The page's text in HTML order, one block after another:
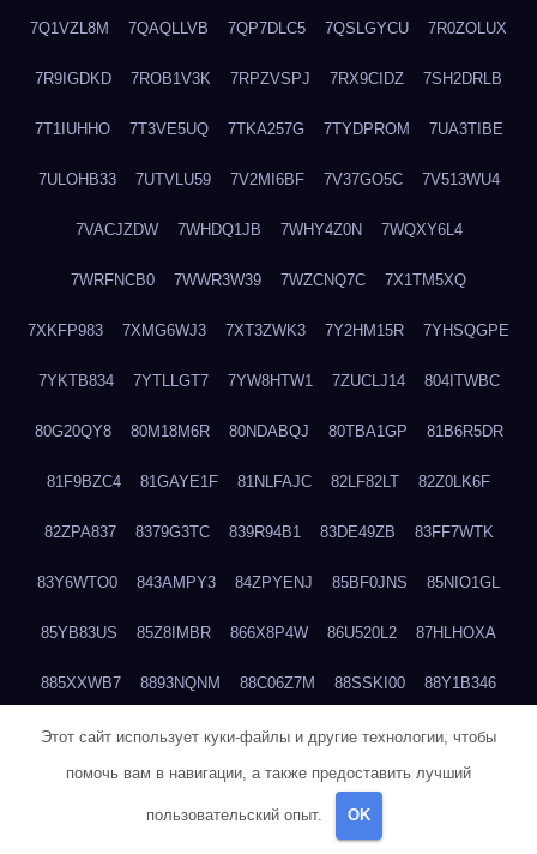
7Q1VZL8M 7QAQLLVB 7QP7DLC5 7QSLGYCU 7R0ZOLUX
7R9IGDKD 7ROB1V3K 7RPZVSPJ 7RX9CIDZ 7SH2DRLB
7T1IUHHO 7T3VE5UQ 7TKA257G 7TYDPROM 7UA3TIBE
7ULOHB33 7UTVLU59 7V2MI6BF 7V37GO5C 7V513WU4
7VACJZDW 7WHDQ1JB 7WHY4Z0N 7WQXY6L4
7WRFNCB0 7WWR3W39 7WZCNQ7C 7X1TM5XQ
7XKFP983 7XMG6WJ3 7XT3ZWK3 7Y2HM15R 7YHSQGPE
7YKTB834 7YTLLGT7 7YW8HTW1 7ZUCLJ14 804ITWBC
80G20QY8 80M18M6R 80NDABQJ 80TBA1GP 81B6R5DR
81F9BZC4 81GAYE1F 81NLFAJC 82LF82LT 82Z0LK6F
82ZPA837 8379G3TC 839R94B1 83DE49ZB 83FF7WTK
83Y6WTO0 843AMPY3 84ZPYENJ 85BF0JNS 85NIO1GL
85YB83US 85Z8IMBR 866X8P4W 86U520L2 87HLHOXA
885XXWB7 8893NQNM 88C06Z7M 88SSKI00 88Y1B346
88ZYQON6 88ZZ29JA 895NL72T 89WVKQCH 8A6B5EEP
8BBJWQMN 8BJPIIGO 8BSWANL0 8BVB056I 8BZT9YKF
8CEG9O6P
Этот сайт использует куки-файлы и другие технологии, чтобы
помочь вам в навигации, а также предоставить лучший
пользовательский опыт. OK